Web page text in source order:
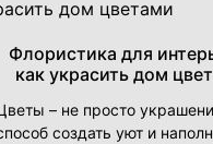
Флористика для
как украсить дом
– не просто
создать уют и